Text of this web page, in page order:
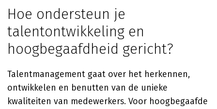
Hoe ondersteun je
talentontwikkeling en
hoogbegaafdheid gericht?
Talentmanagement gaat over het herkennen,
ontwikkelen en benutten van de unieke
kwaliteiten van medewerkers. Voor hoogbegaafde